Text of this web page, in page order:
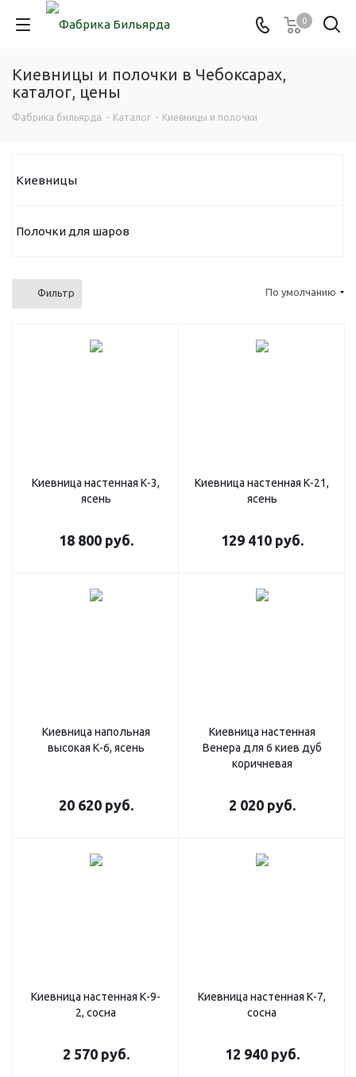
0
Киевницы и полочки в Чебоксарах,
каталог, цены
Фабрика бильярда - Каталог - Киевницы и полочки
Киевницы
Полочки для шаров
Фильтр По умолчанию
Киевница настенная К-3,
ясень
18 800руб.
Киевница настенная К-21,
ясень
129 410руб.
Киевница напольная
высокая К-6, ясень
20 620руб.
Киевница настенная
Венера для 6 киев дуб
коричневая
2 020руб.
Киевница настенная К-9-
2, сосна
2 570руб.
Киевница настенная К-7,
сосна
12 940руб.